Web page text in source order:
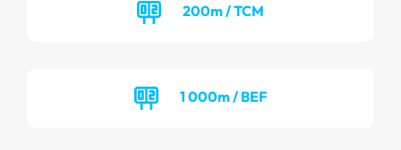
200m / TCM
1 000m / BEF